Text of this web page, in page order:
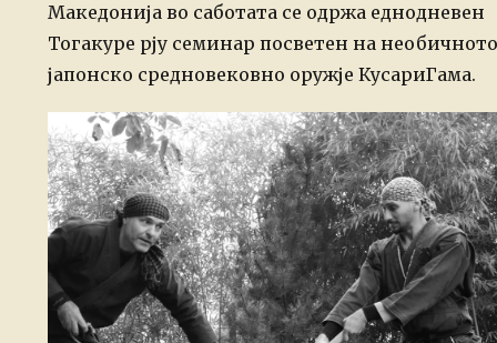
Македонија во саботата се одржа еднодневен
Тогакуре рју семинар посветен на необичното
јапонско средновековно оружје КусариГама.